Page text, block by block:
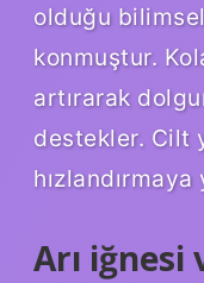
olduğu
konmuştur.
artırarak
destekler. Cilt
hızlandırmaya
Arı